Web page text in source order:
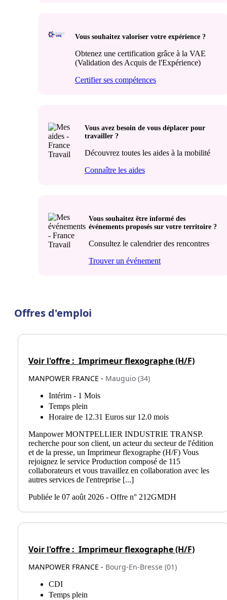
Vous souhaitez valoriser votre expérience ?
Obtenez une certification grâce à la VAE
(Validation des Acquis de l'Expérience)
Certifier ses compétences
Vous avez besoin de vous déplacer pour
travailler ?
Découvrez toutes les aides à la mobilité
Connaître les aides
Vous souhaitez être informé des
événements proposés sur votre territoire ?
Consultez le calendrier des rencontres
Trouver un événement
Offres d'emploi
Voir l'offre : Imprimeur flexographe (H/F)
MANPOWER FRANCE - Mauguio (34)
Intérim - 1 Mois
Temps plein
Horaire de 12.31 Euros sur 12.0 mois
Manpower MONTPELLIER INDUSTRIE TRANSP.
recherche pour son client, un acteur du secteur de l'édition
et de la presse, un Imprimeur flexographe (H/F) Vous
rejoignez le service Production composé de 115
collaborateurs et vous travaillez en collaboration avec les
autres services de l'entreprise [...]
Publiée le 07 août 2026 - Offre n° 212GMDH
Voir l'offre : Imprimeur flexographe (H/F)
MANPOWER FRANCE - Bourg-En-Bresse (01)
CDI
Temps plein